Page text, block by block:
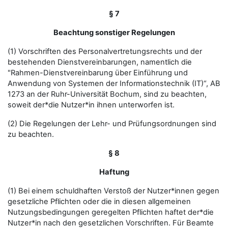
§ 7
Beachtung sonstiger Regelungen
(1) Vorschriften des Personalvertretungsrechts und der
bestehenden Dienstvereinbarungen, namentlich die
"Rahmen-Dienstvereinbarung über Einführung und
Anwendung von Systemen der Informationstechnik (IT)“, AB
1273 an der Ruhr-Universität Bochum, sind zu beachten,
soweit der*die Nutzer*in ihnen unterworfen ist.
(2) Die Regelungen der Lehr- und Prüfungsordnungen sind
zu beachten.
§ 8
Haftung
(1) Bei einem schuldhaften Verstoß der Nutzer*innen gegen
gesetzliche Pflichten oder die in diesen allgemeinen
Nutzungsbedingungen geregelten Pflichten haftet der*die
Nutzer*in nach den gesetzlichen Vorschriften. Für Beamte